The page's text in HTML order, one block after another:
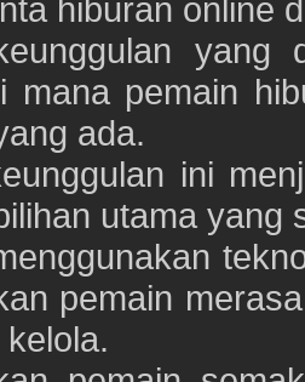
hiburan online
yang
mana pemain
ada.
ini
utama yang
pemain
kelola.